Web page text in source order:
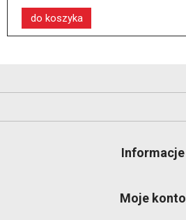
do koszyka
Informacje
Moje konto